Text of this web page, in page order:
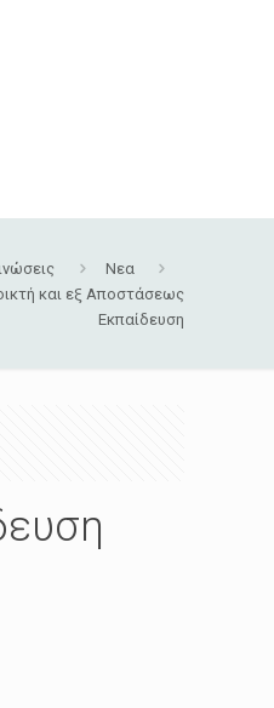
Νεα
και εξ Αποστάσεως
Εκπαίδευση